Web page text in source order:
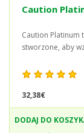
Caution
Caution Platinum
stworzone, aby
32,38€
DODAJ DO